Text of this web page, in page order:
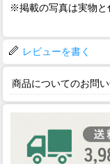
※掲載の写真は実物と
レビューを書く
商品についてのお問